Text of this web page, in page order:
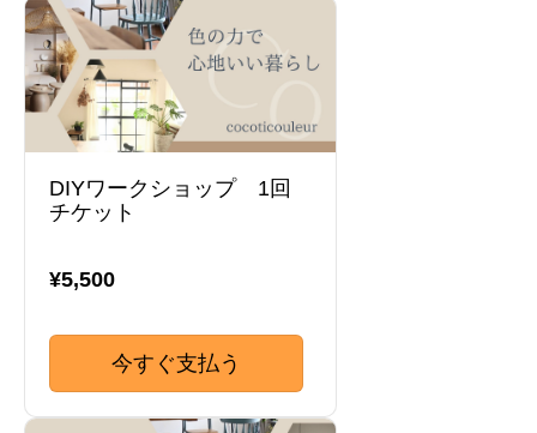
DIYワークショップ 1回
チケット
¥5,500
今すぐ支払う